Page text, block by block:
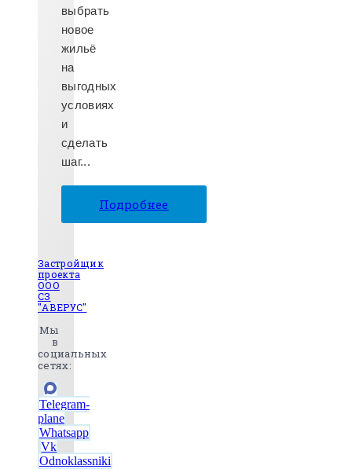
выбрать
новое
жильё
на
выгодных
условиях
и
сделать
шаг...
Подробнее
Застройщик
проекта
ООО
СЗ
"АВЕРУС"
Мы
в
социальных
сетях:
Telegram-
plane
Whatsapp
Vk
Odnoklassniki